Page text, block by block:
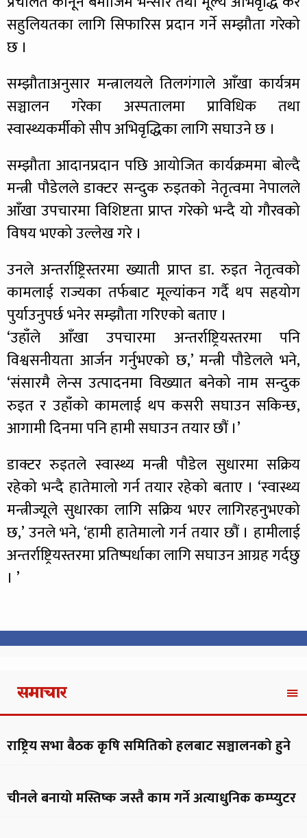
सहुलियतका लागि सिफारिस प्रदान गर्ने सम्झौता गरेको
छ ।
सम्झौताअनुसार मन्त्रालयले तिलगंगाले आँखा कार्यत्रम
सञ्चालन गरेका अस्पतालमा प्राविधिक तथा
स्वास्थ्यकर्मीको सीप अभिवृद्धिका लागि सघाउने छ ।
सम्झौता आदानप्रदान पछि आयोजित कार्यक्रममा बोल्दै
मन्त्री पौडेलले डाक्टर सन्दुक रुइतको नेतृत्वमा नेपालले
आँखा उपचारमा विशिष्टता प्राप्त गरेको भन्दै यो गौरवको
विषय भएको उल्लेख गरे ।
उनले अन्तर्राष्ट्रिस्तरमा ख्याती प्राप्त डा. रुइत नेतृत्वको
कामलाई राज्यका तर्फबाट मूल्यांंकन गर्दै थप सहयोग
पुर्याउनुपर्छ भनेर सम्झौता गरिएको बताए ।
‘उहाँले आँखा उपचारमा अन्तर्राष्ट्रियस्तरमा पनि
विश्वसनीयता आर्जन गर्नुभएको छ,’ मन्त्री पौडेलले भने,
‘संसारमै लेन्स उत्पादनमा विख्यात बनेको नाम सन्दुक
रुइत र उहाँको कामलाई थप कसरी सघाउन सकिन्छ,
आगामी दिनमा पनि हामी सघाउन तयार छौं ।’
डाक्टर रुइतले स्वास्थ्य मन्त्री पौडेल सुधारमा सक्रिय
रहेको भन्दै हातेमालो गर्न तयार रहेको बताए । ‘स्वास्थ्य
मन्त्रीज्यूले सुधारका लागि सक्रिय भएर लागिरहनुभएको
छ,’ उनले भने, ‘हामी हातेमालो गर्न तयार छौं । हामीलाई
अन्तर्राष्ट्रियस्तरमा प्रतिष्पर्धाका लागि सघाउन आग्रह गर्दछु
। ’
समाचार
राष्ट्रिय सभा बैठक कृषि समितिको हलबाट सञ्चालनको हुने
चीनले बनायो मस्तिष्क जस्तै काम गर्ने अत्याधुनिक कम्प्युटर